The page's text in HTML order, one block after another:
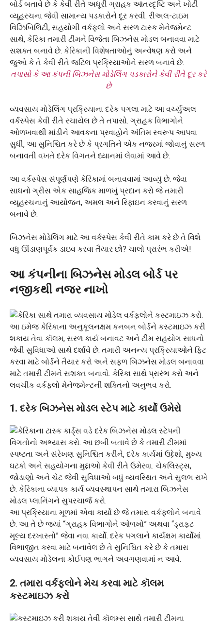
તપાસો કે આ કંપની બિઝનેસ મોડેલિંગ પડકારોને કેવી રીતે દૂર કરે
છે
વ્યવસાય મોડેલિંગ પ્રક્રિયાના દરેક પગલા માટે આ વર્ચ્યુઅલ
વર્કસ્પેસ કેવી રીતે રચાયેલ છે તે તપાસો. ગ્રાહક વિભાગોને
ઓળખવાથી માંડીને આવકના પ્રવાહોને અંતિમ સ્વરૂપ આપવા
સુધી, આ સુનિશ્ચિત કરે છે કે પ્રગતિને એક નજરમાં જોવાનું સરળ
બનાવતી વખતે દરેક વિગતને ધ્યાનમાં લેવામાં આવે છે.
આ વર્કસ્પેસ સંપૂર્ણપણે કેરિકામાં બનાવવામાં આવ્યું છે. જેવા
સાધનો ગ્રીસ એક સાહજિક માળખું પ્રદાન કરો જે તમારી
વ્યૂહરચનાનું આયોજન, અમલ અને રિફાઇન કરવાનું સરળ
બનાવે છે.
બિઝનેસ મોડેલિંગ માટે આ વર્કસ્પેસ કેવી રીતે કામ કરે છે તે વિશે
વધુ ઊંડાણપૂર્વક ડાઇવ કરવા તૈયાર છો? ચાલો પ્રારંભ કરીએ!
આ કંપનીના બિઝનેસ મોડલ બોર્ડ પર
નજીકથી નજર નાખો
1. દરેક બિઝનેસ મોડલ સ્ટેપ માટે કાર્યો ઉમેરો
આ પ્રક્રિયાના મૂળમાં એવા કાર્યો છે જે તમારા વર્કફ્લોને બનાવે
છે. આ તે છે જ્યાં “ગ્રાહક વિભાગોને ઓળખો” અથવા “ડ્રાફ્ટ
મૂલ્ય દરખાસ્તો” જેવા નવા કાર્યો. દરેક પગલાને કાર્યક્ષમ કાર્યોમાં
વિભાજીત કરવા માટે બનાવેલ છે તે સુનિશ્ચિત કરે છે કે તમારા
વ્યવસાય મોડેલના કોઈપણ ભાગને અવગણવામાં ન આવે.
2. તમારા વર્કફ્લોને મેચ કરવા માટે કૉલમ
કસ્ટમાઇઝ કરો